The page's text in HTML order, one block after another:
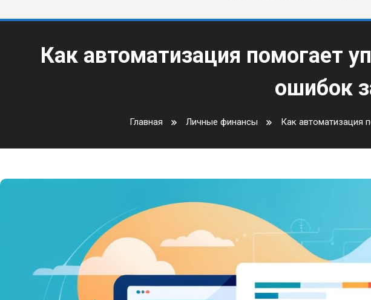
Как автоматизация помогает
ошибок
Главная Личные финансы Как автоматизация